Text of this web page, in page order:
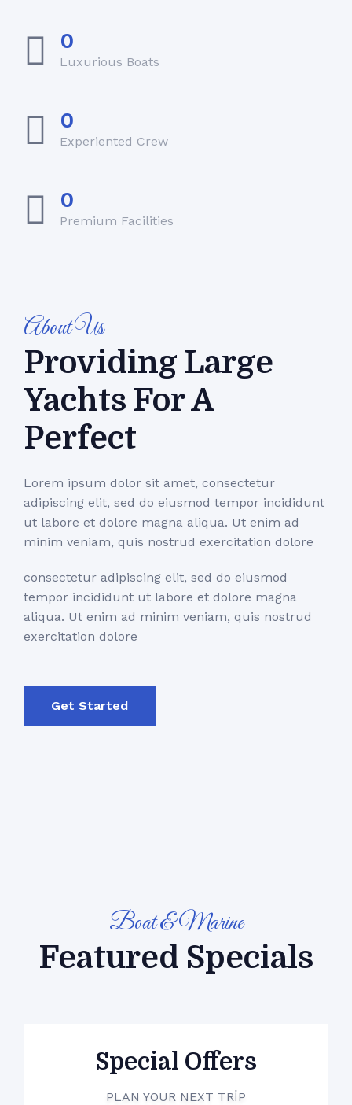
0
Luxurious Boats
0
Experiented Crew
0
Premium Facilities
About Us
Providing Large
Yachts For A
Perfect
Lorem ipsum dolor sit amet, consectetur
adipiscing elit, sed do eiusmod tempor incididunt
ut labore et dolore magna aliqua. Ut enim ad
minim veniam, quis nostrud exercitation dolore
consectetur adipiscing elit, sed do eiusmod
tempor incididunt ut labore et dolore magna
aliqua. Ut enim ad minim veniam, quis nostrud
exercitation dolore
Get Started
Boat & Marine
Featured Specials
Special Offers
PLAN YOUR NEXT TRIP